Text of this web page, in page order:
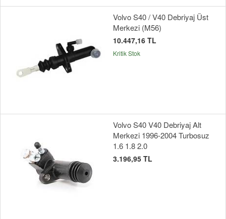
Volvo S40 / V40 Debriyaj Üst
Merkezi (M56)
10.447,16 TL
Kritik Stok
Volvo S40 V40 Debriyaj Alt
Merkezi 1996-2004 Turbosuz
1.6 1.8 2.0
3.196,95 TL